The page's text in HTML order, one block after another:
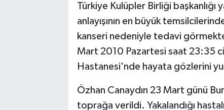
Türkiye Kulüpler Birliği başkanlığı
anlayışının en büyük
kanseri nedeniyle tedavi
Mart 2010 Pazartesi saat 23:35
Hastanesi'nde hayata gözlerini
Özhan Canaydın 23 Mart günü
toprağa verildi. Yakalandığı